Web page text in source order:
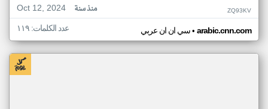
Oct 12, 2024
منذ سنة ZQ93KV
سي ان ان عربي• arabic.cnn.com عدد الكلمات: ١١٩